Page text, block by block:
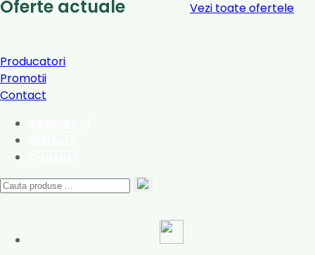
Oferte actuale Vezi toate ofertele
Producatori
Promotii
Contact